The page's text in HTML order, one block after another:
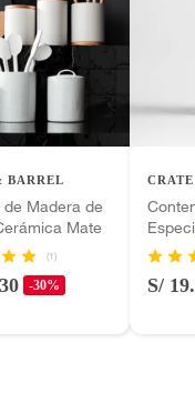
BARREL
de Madera de
Mate
(1)
-30% S/